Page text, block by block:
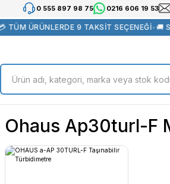
0 555 897 98 75 0216 606 19 53
TÜM ÜRÜNLERDE 9 TAKSİT SEÇENEĞİ•🚚
Ohaus Ap30turl-F